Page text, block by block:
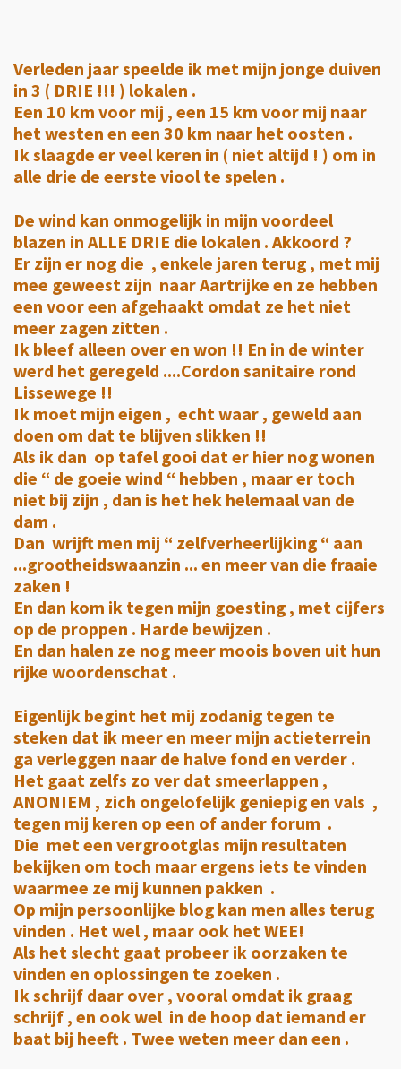
Verleden jaar speelde ik met mijn jonge duiven
in 3 ( DRIE !!! ) lokalen .
Een 10 km voor mij , een 15 km voor mij naar
het westen en een 30 km naar het oosten .
Ik slaagde er veel keren in ( niet altijd ! ) om in
alle drie de eerste viool te spelen .
De wind kan onmogelijk in mijn voordeel
blazen in ALLE DRIE die lokalen . Akkoord ?
Er zijn er nog die , enkele jaren terug , met mij
mee geweest zijn naar Aartrijke en ze hebben
een voor een afgehaakt omdat ze het niet
meer zagen zitten .
Ik bleef alleen over en won !! En in de winter
werd het geregeld ....Cordon sanitaire rond
Lissewege !!
Ik moet mijn eigen , echt waar , geweld aan
doen om dat te blijven slikken !!
Als ik dan op tafel gooi dat er hier nog wonen
die “ de goeie wind “ hebben , maar er toch
niet bij zijn , dan is het hek helemaal van de
dam .
Dan wrijft men mij “ zelfverheerlijking “ aan
...grootheidswaanzin ... en meer van die fraaie
zaken !
En dan kom ik tegen mijn goesting , met cijfers
op de proppen . Harde bewijzen .
En dan halen ze nog meer moois boven uit hun
rijke woordenschat .
Eigenlijk begint het mij zodanig tegen te
steken dat ik meer en meer mijn actieterrein
ga verleggen naar de halve fond en verder .
Het gaat zelfs zo ver dat smeerlappen ,
ANONIEM , zich ongelofelijk geniepig en vals ,
tegen mij keren op een of ander forum .
Die met een vergrootglas mijn resultaten
bekijken om toch maar ergens iets te vinden
waarmee ze mij kunnen pakken .
Op mijn persoonlijke blog kan men alles terug
vinden . Het wel , maar ook het WEE!
Als het slecht gaat probeer ik oorzaken te
vinden en oplossingen te zoeken .
Ik schrijf daar over , vooral omdat ik graag
schrijf , en ook wel in de hoop dat iemand er
baat bij heeft . Twee weten meer dan een .